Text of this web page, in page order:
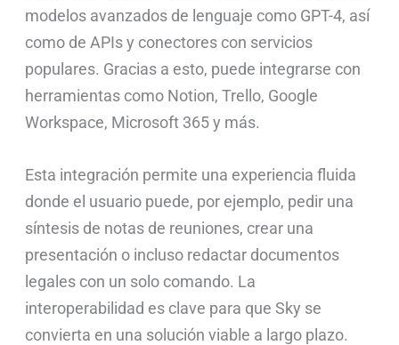
modelos avanzados de lenguaje como GPT-4, así
como de APIs y conectores con servicios
populares. Gracias a esto, puede integrarse con
herramientas como Notion, Trello, Google
Workspace, Microsoft 365 y más.
Esta integración permite una experiencia fluida
donde el usuario puede, por ejemplo, pedir una
síntesis de notas de reuniones, crear una
presentación o incluso redactar documentos
legales con un solo comando. La
interoperabilidad es clave para que Sky se
convierta en una solución viable a largo plazo.